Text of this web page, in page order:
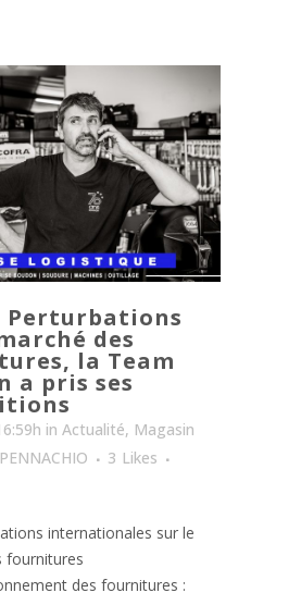
Perturbations
des
la Team
a pris ses
in Actualité, Magasin
3 Likes
internationales sur le
fournitures
des fournitures :